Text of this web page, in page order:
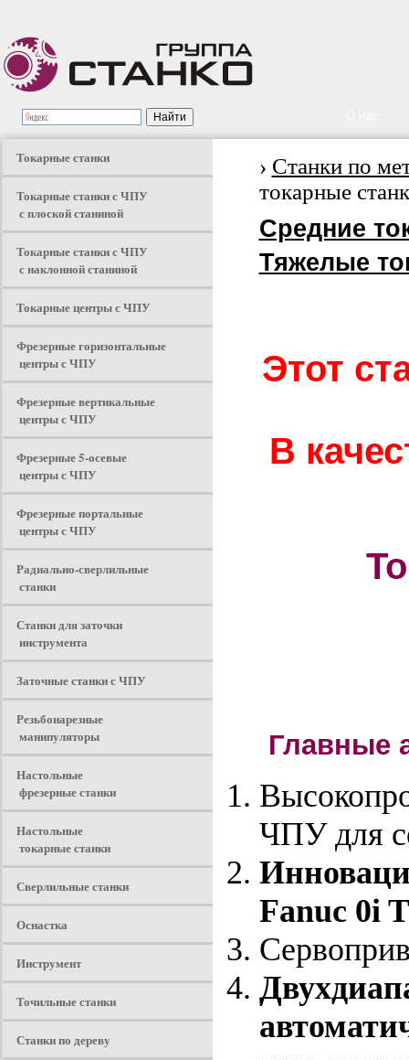
Токарные станки
Токарные станки с ЧПУ
с плоской станиной
Токарные станки с ЧПУ
с наклонной станиной
Токарные центры с ЧПУ
Фрезерные горизонтальные
центры с ЧПУ
Фрезерные вертикальные
центры с ЧПУ
Фрезерные 5-осевые
центры с ЧПУ
Фрезерные портальные
центры с ЧПУ
Радиально-сверлильные
станки
Станки для заточки
инструмента
Заточные станки с ЧПУ
Резьбонарезные
манипуляторы
Настольные
фрезерные станки
Настольные
токарные станки
Сверлильные станки
Оснастка
Инструмент
Точильные станки
Станки по дереву
› Станки по
токарные
Средние
Тяжелые
Этот
В
Главные
ЧПУ для
Fanuc 0i